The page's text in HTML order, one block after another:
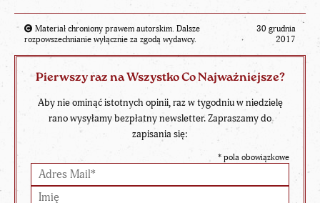
Materiał chroniony prawem autorskim. Dalsze
rozpowszechnianie wyłącznie za zgodą wydawcy.
30 grudnia
2017
Pierwszy raz na Wszystko Co Najważniejsze?
Aby nie ominąć istotnych opinii, raz w tygodniu w niedzielę
rano wysyłamy bezpłatny newsletter. Zapraszamy do
zapisania się:
* pola obowiązkowe